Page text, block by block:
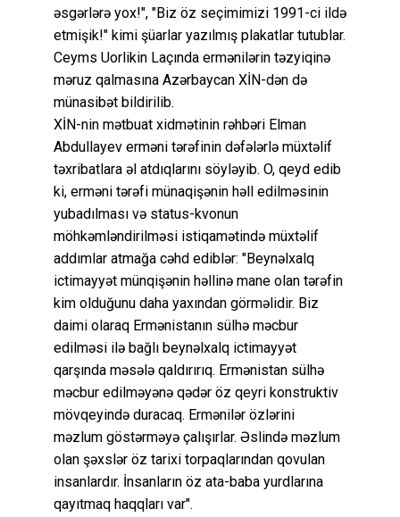
əsgərlərə yox!", "Biz öz seçimimizi 1991-ci ildə
etmişik!" kimi şüarlar yazılmış plakatlar tutublar.
Ceyms Uorlikin Laçında ermənilərin təzyiqinə
məruz qalmasına Azərbaycan XİN-dən də
münasibət bildirilib.
XİN-nin mətbuat xidmətinin rəhbəri Elman
Abdullayev erməni tərəfinin dəfələrlə müxtəlif
təxribatlara əl atdıqlarını söyləyib. O, qeyd edib
ki, erməni tərəfi münaqişənin həll edilməsinin
yubadılması və status-kvonun
möhkəmləndirilməsi istiqamətində müxtəlif
addımlar atmağa cəhd ediblər: "Beynəlxalq
ictimayyət münqişənin həllinə mane olan tərəfin
kim olduğunu daha yaxından görməlidir. Biz
daimi olaraq Ermənistanın sülhə məcbur
edilməsi ilə bağlı beynəlxalq ictimayyət
qarşında məsələ qaldırırıq. Ermənistan sülhə
məcbur edilməyənə qədər öz qeyri konstruktiv
mövqeyində duracaq. Ermənilər özlərini
məzlum göstərməyə çalışırlar. Əslində məzlum
olan şəxslər öz tarixi torpaqlarından qovulan
insanlardır. İnsanların öz ata-baba yurdlarına
qayıtmaq haqqları var".